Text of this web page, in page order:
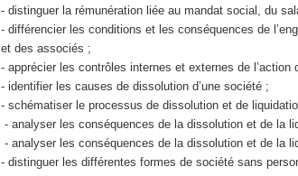
- distinguer la rémunération liée au mandat social, du
- différencier les conditions et les conséquences de
et des associés ;
- apprécier les contrôles internes et externes de
- identifier les causes de dissolution d’une société ;
- schématiser le processus de dissolution et de
- analyser les conséquences de la dissolution et de la
- analyser les conséquences de la dissolution et de la
- distinguer les différentes formes de société sans